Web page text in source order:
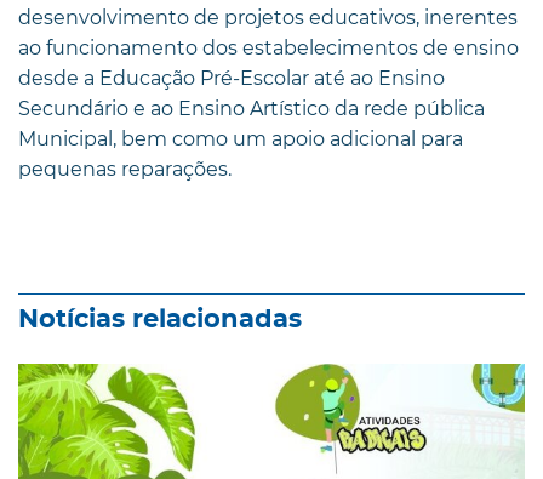
desenvolvimento de projetos educativos, inerentes
ao funcionamento dos estabelecimentos de ensino
desde a Educação Pré-Escolar até ao Ensino
Secundário e ao Ensino Artístico da rede pública
Municipal, bem como um apoio adicional para
pequenas reparações.
Notícias relacionadas